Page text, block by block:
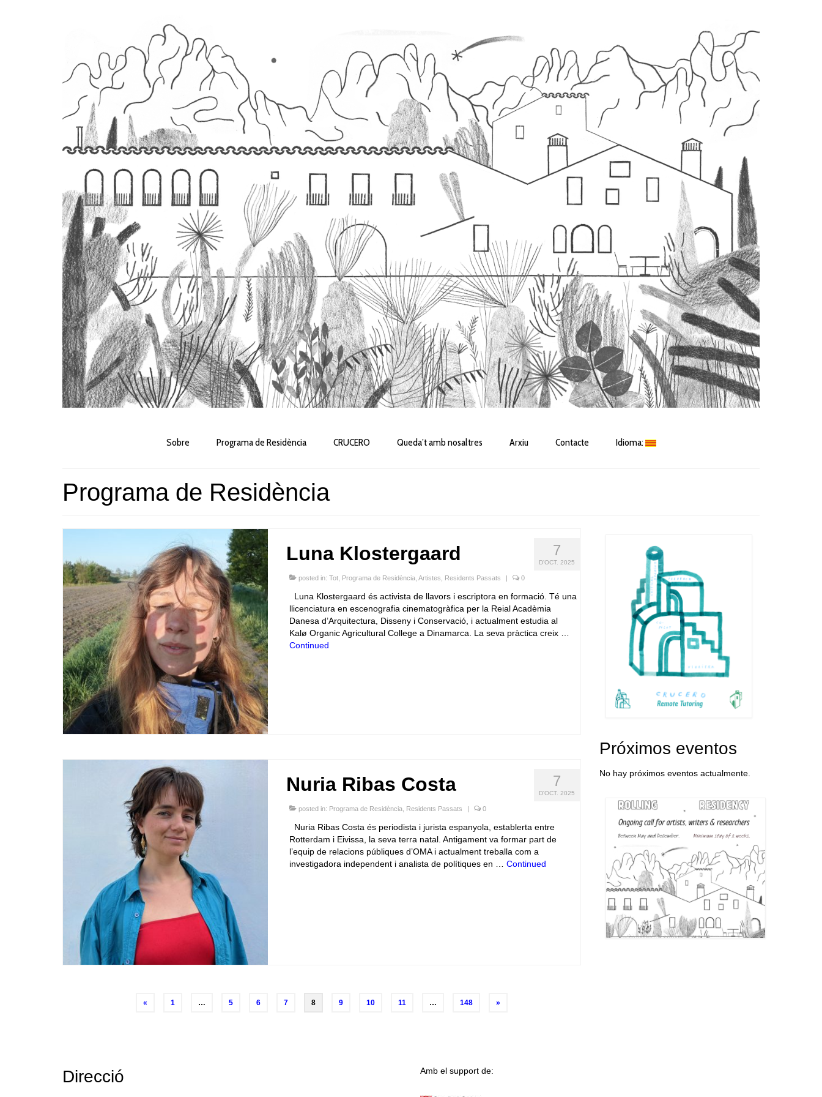
Sobre Programa de Residència CRUCERO Queda’t amb nosaltres Arxiu Contacte Idioma:
Programa de Residència
7
D'OCT. 2025
Luna Klostergaard
posted in: Tot, Programa de Residència, Artistes Residents Passats 0
Luna Klostergaard és activista de llavors i escriptora en formació. Té una
llicenciatura en escenografia cinematogràfica per la Reial Acadèmia
Danesa d’Arquitectura, Disseny i Conservació, i actualment estudia al
Kalø Organic Agricultural College a Dinamarca. La seva pràctica creix …
Continued
7
D'OCT. 2025
Nuria Ribas Costa
posted in: Programa de Residència, Residents Passats | 0
Nuria Ribas Costa és periodista i jurista espanyola, establerta entre
Rotterdam i Eivissa, la seva terra natal. Antigament va formar part de
l’equip de relacions públiques d’OMA i actualment treballa com a
investigadora independent i analista de polítiques en … Continued
« 1 … 5 6 7 8 9 10 11 … 148 »
Próximos eventos
No hay próximos eventos actualmente.
Direcció Amb el support de: